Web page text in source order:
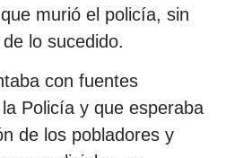
murió el policía, sin
lo sucedido.
con fuentes
Policía y que esperaba
de los pobladores y